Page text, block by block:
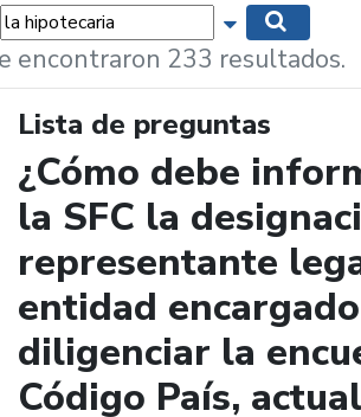
Mostrar
encontraron 233 resultados.
Lista de preguntas
¿Cómo debe
la SFC la
representante
entidad
diligenciar la
Código País,